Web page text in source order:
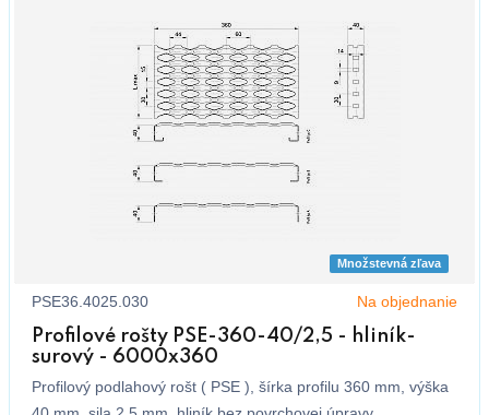
Množstevná zľava
PSE36.4025.030 Na objednanie
Profilové rošty PSE-360-40/2,5 - hliník-
surový - 6000x360
Profilový podlahový rošt ( PSE ), šírka profilu 360 mm, výška